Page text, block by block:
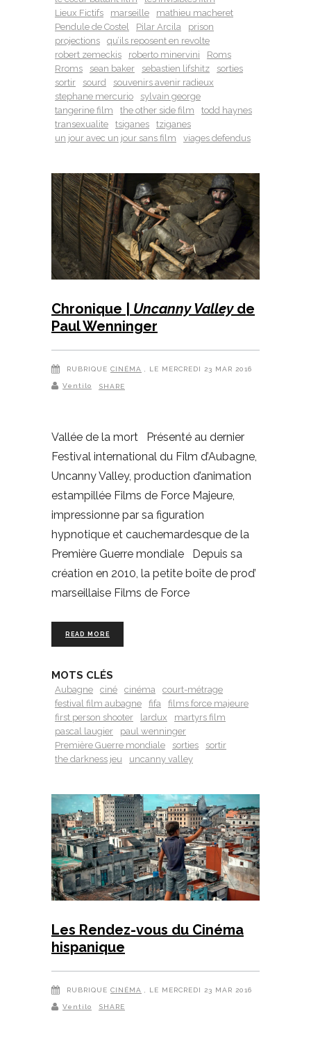
Lieux Fictifs
marseille
mathieu macheret
Pendule de Costel
Pilar Arcila
prison
projections
qu’ils reposent en revolte
robert zemeckis
roberto minervini
Roms
Rroms
sean baker sebastien lifshitz
sorties
sortir
sourd
souvenirs avenir radieux
stephane mercurio
sylvain george
tangerine film
the other side film
todd haynes
transexualite
tsiganes
tziganes
un jour avec un jour sans film
viages defendus
Chronique | Uncanny Valley de
Paul Wenninger
RUBRIQUE CINÉMA , LE MERCREDI 23 MAR 2016
Ventilo SHARE
Vallée de la mort Présenté au dernier
Festival international du Film d’Aubagne,
Uncanny Valley, production d’animation
estampillée Films de Force Majeure,
impressionne par sa figuration
hypnotique et cauchemardesque de la
Première Guerre mondiale Depuis sa
création en 2010, la petite boîte de prod’
marseillaise Films de Force
READ MORE
MOTS CLÉS
Aubagne ciné cinéma
court-métrage
festival film aubagne
fifa
films force majeure
first person shooter
lardux
martyrs film
pascal laugier
paul wenninger
Première Guerre mondiale
sorties
sortir
the darkness jeu
uncanny valley
Les Rendez-vous du Cinéma
hispanique
RUBRIQUE CINÉMA , LE MERCREDI 23 MAR 2016
Ventilo SHARE